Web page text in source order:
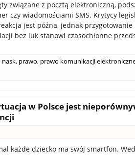
związane z pocztą elektroniczną,
czy wiadomościami SMS. Krytycy
jest późna, jednak przygotowanie
bez luk stanowi czasochłonne
nask, prawo, prawo komunikacji
w Polsce jest
każde dziecko ma swój smartfon.